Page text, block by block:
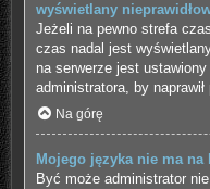
wyświetlany
Jeżeli na pewno strefa
czas nadal jest
na serwerze jest
administratora, by naprawił
Na górę
Mojego języka nie ma na
Być może administrator